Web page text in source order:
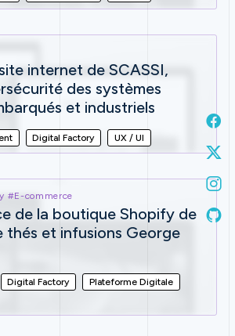
internet de SCASSI,
des systèmes
et industriels
Digital Factory UX / UI
#E-commerce
de la boutique Shopify de
thés et infusions George
Digital Factory
Plateforme Digitale